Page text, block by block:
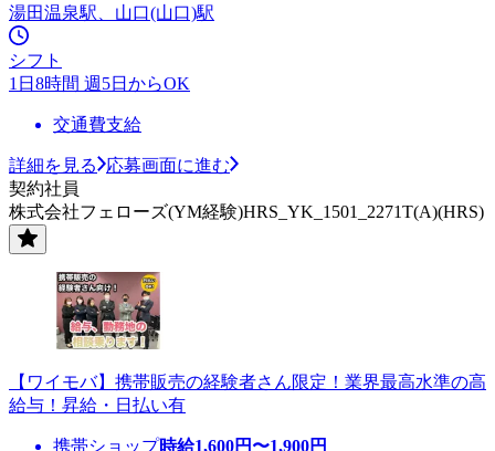
湯田温泉駅、山口(山口)駅
シフト
1日8時間 週5日からOK
交通費支給
詳細を見る
応募画面に進む
契約社員
株式会社フェローズ(YM経験)HRS_YK_1501_2271T(A)(HRS)
【ワイモバ】携帯販売の経験者さん限定！業界最高水準の高
給与！昇給・日払い有
携帯ショップ時給1,600円〜1,900円